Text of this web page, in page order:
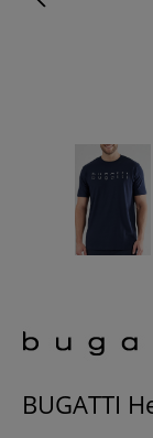
BUGATTI